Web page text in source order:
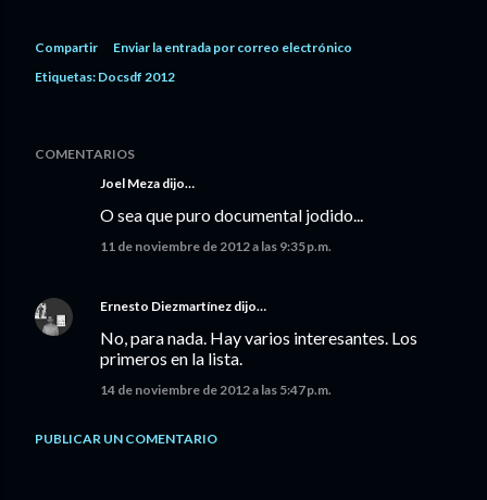
Compartir
Enviar la entrada por correo electrónico
Etiquetas: Docsdf 2012
COMENTARIOS
Joel Meza dijo…
O sea que puro documental jodido...
11 de noviembre de 2012 a las 9:35 p.m.
Ernesto Diezmartínez dijo…
No, para nada. Hay varios interesantes. Los
primeros en la lista.
14 de noviembre de 2012 a las 5:47 p.m.
PUBLICAR UN COMENTARIO